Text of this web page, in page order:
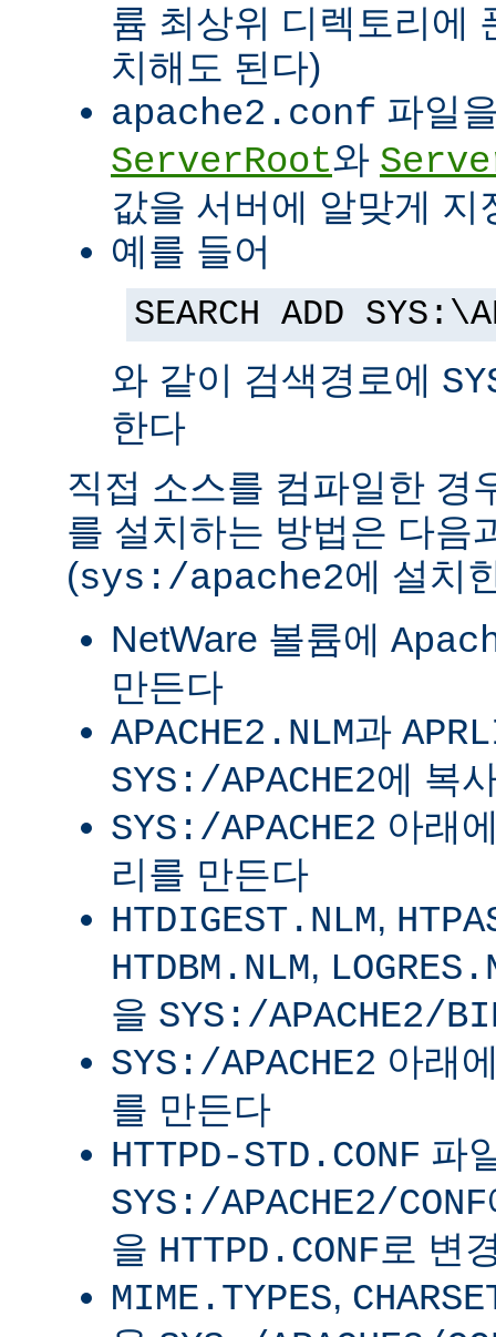
륨 최상위 디렉토리에
치해도 된다)
apache2.conf 파일
ServerRoot와
값을 서버에 알맞게 지
예를 들어
SEARCH ADD
와 같이 검색경로에
한다
직접 소스를 컴파일한 경
를 설치하는 방법은 다음
(sys:/apache2에 설치
NetWare 볼륨에
만든다
APACHE2.NLM과
SYS:/APACHE2에 복
SYS:/APACHE2 아래
리를 만든다
HTDIGEST.NLM,
HTDBM.NLM,
을 SYS:/APACHE2/
SYS:/APACHE2 아래
를 만든다
HTTPD-STD.CONF 파
SYS:/APACHE2/CONF
을 HTTPD.CONF 로 변
MIME.TYPES,